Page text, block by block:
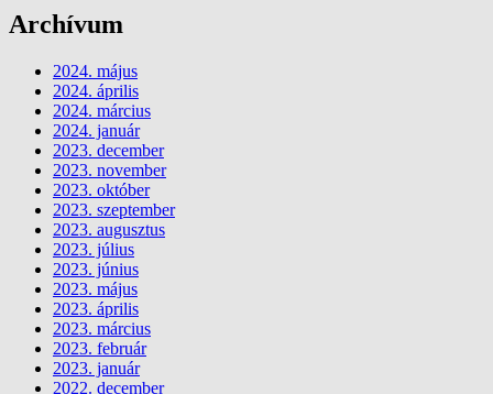
Archívum
2024. május
2024. április
2024. március
2024. január
2023. december
2023. november
2023. október
2023. szeptember
2023. augusztus
2023. július
2023. június
2023. május
2023. április
2023. március
2023. február
2023. január
2022. december